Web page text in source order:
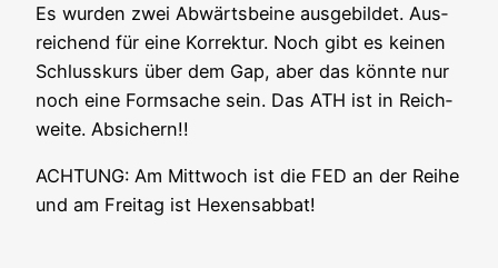
Es wur­den zwei Abwärts­bei­ne aus­ge­bil­det. Aus­
rei­chend für eine Kor­rek­tur. Noch gibt es kei­nen
Schluss­kurs über dem Gap, aber das könn­te nur
noch eine Form­sa­che sein. Das ATH ist in Reich­
wei­te. Absichern!!
ACHTUNG: Am Mitt­woch ist die FED an der Rei­he
und am Frei­tag ist Hexensabbat!